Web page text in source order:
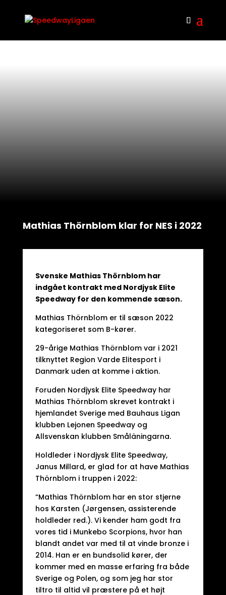
Mathias Thörnblom klar for NES i 2022
Svenske Mathias Thörnblom har
indgået kontrakt med Nordjysk Elite
Speedway for den kommende sæson.
Mathias Thörnblom er til sæson 2022
kategoriseret som B-kører.
29-årige Mathias Thörnblom var i 2021
tilknyttet Region Varde Elitesport i
Danmark uden at komme i aktion.
Foruden Nordjysk Elite Speedway har
Mathias Thörnblom skrevet kontrakt i
hjemlandet Sverige med Bauhaus Ligan
klubben Lejonen Speedway og
Allsvenskan klubben Småläningarna.
Holdleder i Nordjysk Elite Speedway,
Janus Millard, er glad for at have Mathias
Thörnblom i truppen i 2022:
“Mathias Thörnblom har en stor stjerne
hos Karsten (Jørgensen, assisterende
holdleder red.). Vi kender ham godt fra
vores tid i Munkebo Scorpions, hvor han
blandt andet var med til at vinde bronze i
2014. Han er en bundsolid kører, der
kommer med en masse erfaring fra både
Sverige og Polen, og som jeg har stor
tiltro til altid vil præstere på et højt